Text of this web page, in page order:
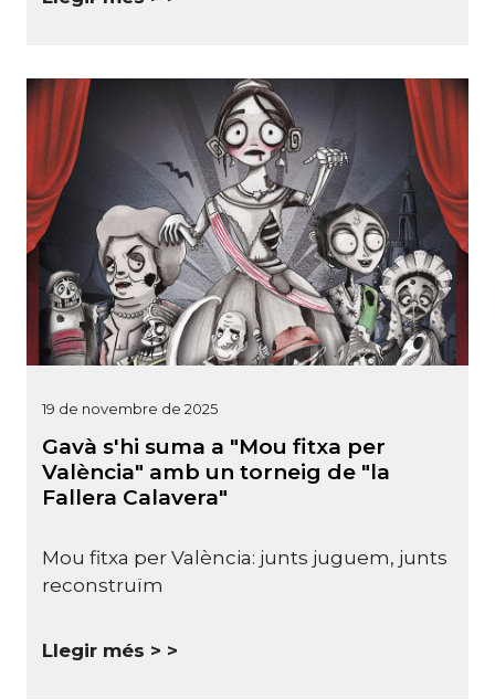
19 de novembre de 2025
Gavà s'hi suma a "Mou fitxa per
València" amb un torneig de "la
Fallera Calavera"
Mou fitxa per València: junts juguem, junts
reconstruïm
Llegir més >